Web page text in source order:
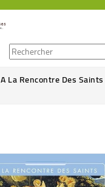
A La Rencontre Des